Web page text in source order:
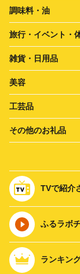
調味料・油
旅行・イベント・
雑貨・日用品
美容
工芸品
その他のお礼品
TVで紹介
ふるラボ
ランキン